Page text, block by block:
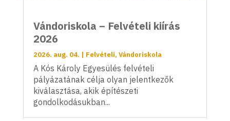
Vándoriskola – Felvételi kiírás
2026
2026. aug. 04. | Felvételi, Vándoriskola
A Kós Károly Egyesülés felvételi
pályázatának célja olyan jelentkezők
kiválasztása, akik építészeti
gondolkodásukban...